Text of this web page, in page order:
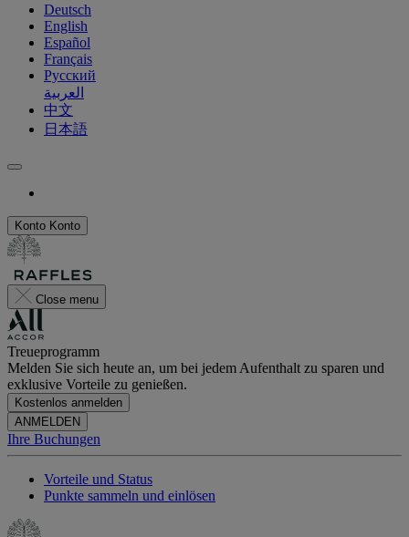
Deutsch
English
Español
Français
Русский
العربية
中文
日本語
Konto Konto
Close menu
Treueprogramm
Melden Sie sich heute an, um bei jedem Aufenthalt zu sparen und
exklusive Vorteile zu genießen.
Kostenlos anmelden
ANMELDEN
Ihre Buchungen
Vorteile und Status
Punkte sammeln und einlösen